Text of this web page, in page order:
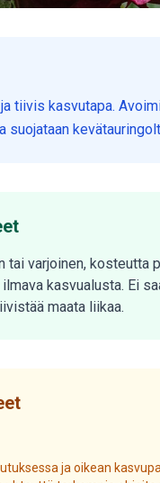
tiivis kasvutapa.
suojataan
tai varjoinen, kosteutta
kasvualusta. Ei
maata liikaa.
ja oikean